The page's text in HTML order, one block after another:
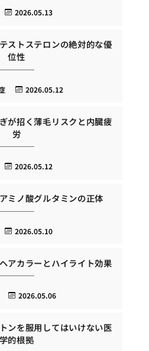
2026.05.13
ストステロンの絶対的な優
位性
2026.05.12
が招く薄毛リスクと内臓疲
労
2026.05.12
ミノ酸グルタミンの正体
2026.05.10
アカラーとハイライト効果
2026.05.06
ンを服用してはいけない医
学的根拠